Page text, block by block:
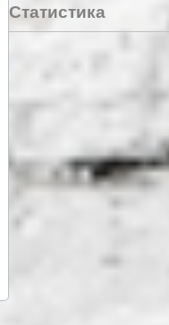
Статистика